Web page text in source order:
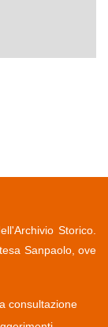
Storico.
Sanpaolo, ove
consultazione